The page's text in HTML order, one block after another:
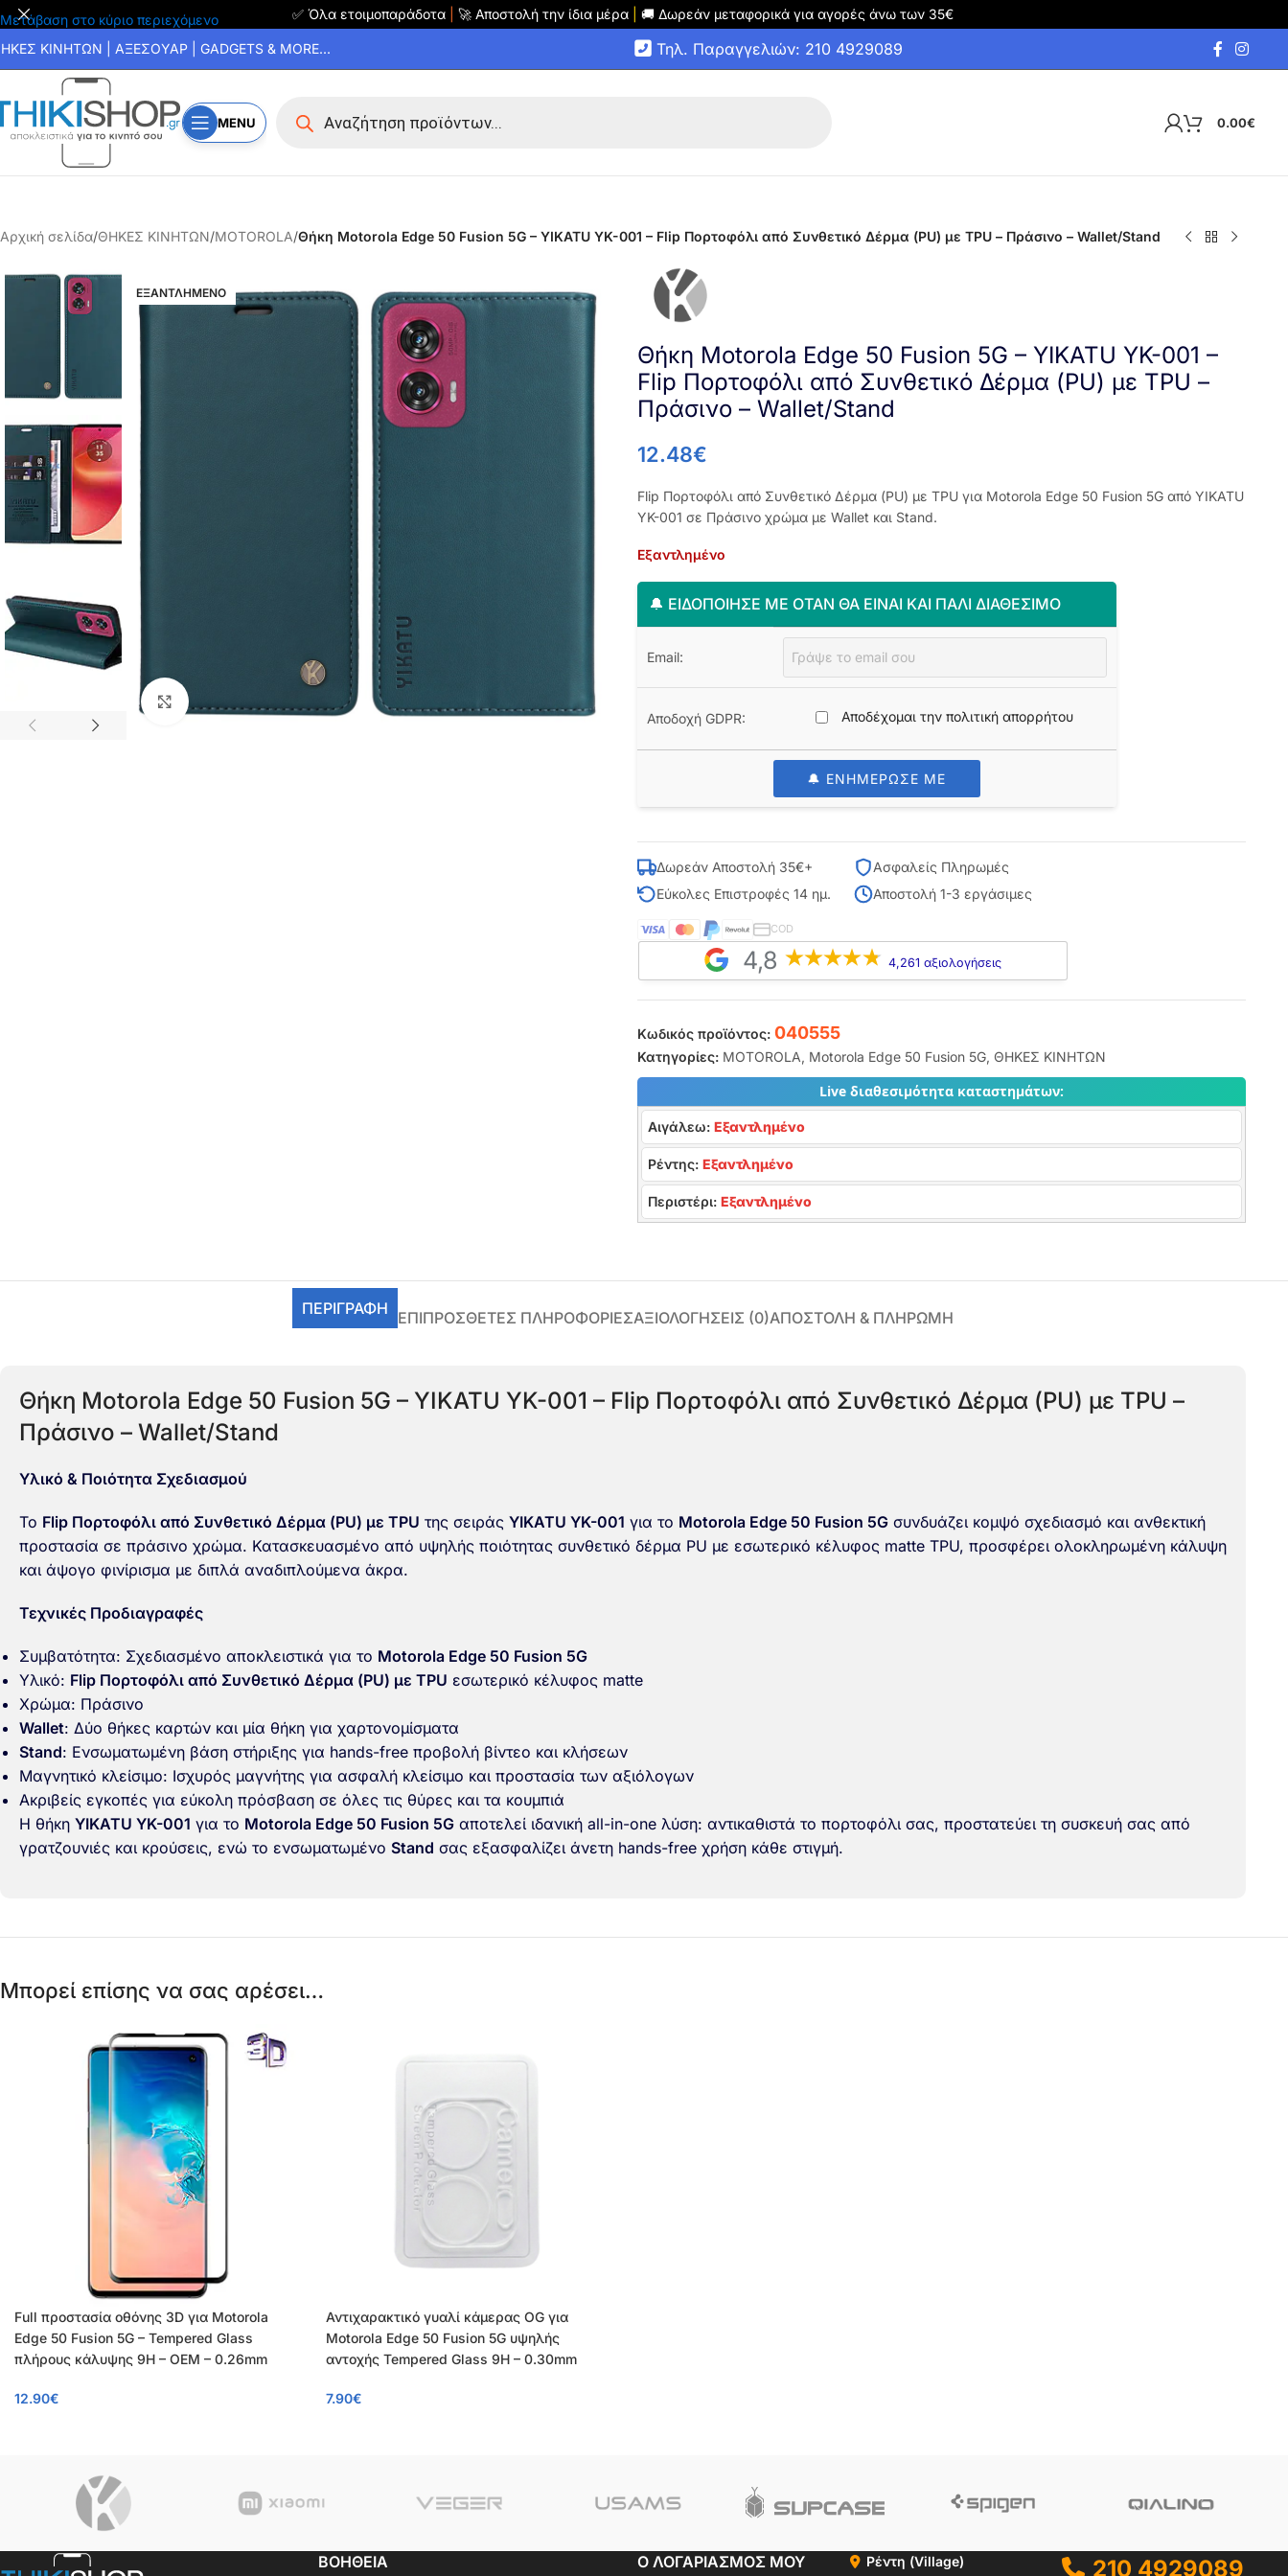
Μετάβαση στο κύριο περιεχόμενο ✅ Όλα ετοιμοπαράδοτα 🚀 Αποστολή την ίδια μέρα 🚚 Δωρεάν μεταφορικά για αγορές άνω των 35€
ΚΙΝΗΤΩΝ | ΑΞΕΣΟΥΑΡ | GADGETS & MORE... Τηλ. Παραγγελιών: 210 4929089
MENU 0.00€
Αρχική σελίδα/ΘΗΚΕΣ ΚΙΝΗΤΩΝ/MOTOROLA/Θήκη Motorola Edge 50 Fusion 5G – YIKATU YK-001 – Flip Πορτοφόλι από Συνθετικό Δέρμα (PU) με TPU – Πράσινο – Wallet/Stand
ΕΞΑΝΤΛΗΜΕΝΟ
Θήκη Motorola Edge 50 Fusion 5G – YIKATU YK-001 –
Flip Πορτοφόλι από Συνθετικό Δέρμα (PU) με TPU –
Πράσινο – Wallet/Stand
12.48€
Flip Πορτοφόλι από Συνθετικό Δέρμα (PU) με TPU για Motorola Edge 50 Fusion 5G από YIKATU
YK-001 σε Πράσινο χρώμα με Wallet και Stand.
Εξαντλημένο
🔔 ΕΙΔΟΠΟΊΗΣΈ ΜΕ ΌΤΑΝ ΘΑ ΕΊΝΑΙ ΚΑΙ ΠΆΛΙ ΔΙΑΘΈΣΙΜΟ
Email:
Αποδοχή GDPR: Αποδέχομαι την πολιτική απορρήτου
🔔 ΕΝΗΜΕΡΩΣΕ ΜΕ
Δωρεάν Αποστολή 35€+
Ασφαλείς Πληρωμές
Εύκολες Επιστροφές 14 ημ.
Αποστολή 1-3 εργάσιμες
COD
4,8 4,261 αξιολογήσεις
Κωδικός προϊόντος: 040555
Κατηγορίες: MOTOROLA, Motorola Edge 50 Fusion 5G, ΘΗΚΕΣ ΚΙΝΗΤΩΝ
Live διαθεσιμότητα καταστημάτων:
Αιγάλεω: Εξαντλημένο
Ρέντης: Εξαντλημένο
Περιστέρι: Εξαντλημένο
ΠΕΡΙΓΡΑΦΉ ΕΠΙΠΡΌΣΘΕΤΕΣ ΠΛΗΡΟΦΟΡΊΕΣΑΞΙΟΛΟΓΉΣΕΙΣ (0)ΑΠΟΣΤΟΛΗ & ΠΛΗΡΩΜΗ
Θήκη Motorola Edge 50 Fusion 5G – YIKATU YK-001 – Flip Πορτοφόλι από Συνθετικό Δέρμα (PU) με TPU –
Πράσινο – Wallet/Stand
Υλικό & Ποιότητα Σχεδιασμού
Το Flip Πορτοφόλι από Συνθετικό Δέρμα (PU) με TPU της σειράς YIKATU YK-001 για το Motorola Edge 50 Fusion 5G συνδυάζει κομψό σχεδιασμό και ανθεκτική
προστασία σε πράσινο χρώμα. Κατασκευασμένο από υψηλής ποιότητας συνθετικό δέρμα PU με εσωτερικό κέλυφος matte TPU, προσφέρει ολοκληρωμένη κάλυψη
και άψογο φινίρισμα με διπλά αναδιπλούμενα άκρα.
Τεχνικές Προδιαγραφές
Συμβατότητα: Σχεδιασμένο αποκλειστικά για το Motorola Edge 50 Fusion 5G
Υλικό: Flip Πορτοφόλι από Συνθετικό Δέρμα (PU) με TPU εσωτερικό κέλυφος matte
Χρώμα: Πράσινο
Wallet: Δύο θήκες καρτών και μία θήκη για χαρτονομίσματα
Stand: Ενσωματωμένη βάση στήριξης για hands-free προβολή βίντεο και κλήσεων
Μαγνητικό κλείσιμο: Ισχυρός μαγνήτης για ασφαλή κλείσιμο και προστασία των αξιόλογων
Ακριβείς εγκοπές για εύκολη πρόσβαση σε όλες τις θύρες και τα κουμπιά
Η θήκη YIKATU YK-001 για το Motorola Edge 50 Fusion 5G αποτελεί ιδανική all-in-one λύση: αντικαθιστά το πορτοφόλι σας, προστατεύει τη συσκευή σας από
γρατζουνιές και κρούσεις, ενώ το ενσωματωμένο Stand σας εξασφαλίζει άνετη hands-free χρήση κάθε στιγμή.
Μπορεί επίσης να σας αρέσει…
Full προστασία οθόνης 3D για Motorola
Edge 50 Fusion 5G – Tempered Glass
πλήρους κάλυψης 9H – OEM – 0.26mm
12.90€
Αντιχαρακτικό γυαλί κάμερας OG για
Motorola Edge 50 Fusion 5G υψηλής
αντοχής Tempered Glass 9H – 0.30mm
7.90€
ΒΟΗΘΕΙΑ Ο ΛΟΓΑΡΙΑΣΜΟΣ ΜΟΥ
Ρέντη (Village)
210 4929089